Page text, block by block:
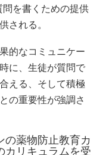
を書くための提供
される。
的なコミュニケー
に、生徒が質問で
える、そして積極
の重要性が強調さ
の薬物防止教育カ
カリキュラムを受